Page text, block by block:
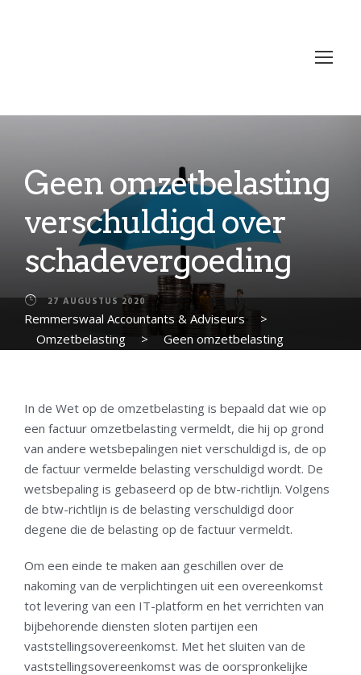
Geen omzetbelasting
verschuldigd over
schadevergoeding
27 AUGUSTUS 2020
Remmerswaal Accountants & Adviseurs
>
Omzetbelasting
>
Geen omzetbelasting
In de Wet op de omzetbelasting is bepaald dat wie op
een factuur omzetbelasting vermeldt, die hij op grond
van andere wetsbepalingen niet verschuldigd is, de op
de factuur vermelde belasting verschuldigd wordt. De
wetsbepaling is gebaseerd op de btw-richtlijn. Volgens
de btw-richtlijn is de belasting verschuldigd door
degene die de belasting op de factuur vermeldt.
Om een einde te maken aan geschillen over de
nakoming van de verplichtingen uit een overeenkomst
tot levering van een IT-platform en het verrichten van
bijbehorende diensten sloten partijen een
vaststellingsovereenkomst. Met het sluiten van de
vaststellingsovereenkomst was de oorspronkelijke